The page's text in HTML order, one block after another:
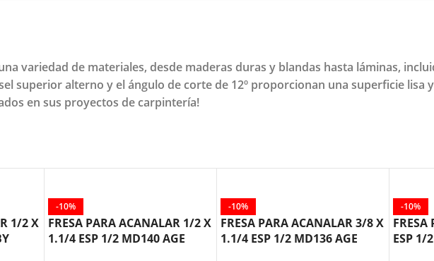
variedad de materiales, desde maderas duras y blandas hasta láminas,
superior alterno y el ángulo de corte de 12º proporcionan una superficie lisa
en sus proyectos de carpintería!
1/2 X
-10%
FRESA PARA ACANALAR 1/2 X
1.1/4 ESP 1/2 MD140 AGE
-10%
FRESA PARA ACANALAR 3/8 X
1.1/4 ESP 1/2 MD136 AGE
-10%
ESP 1/